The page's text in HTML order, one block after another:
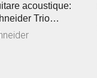
acoustique:
Trio
& Jessica